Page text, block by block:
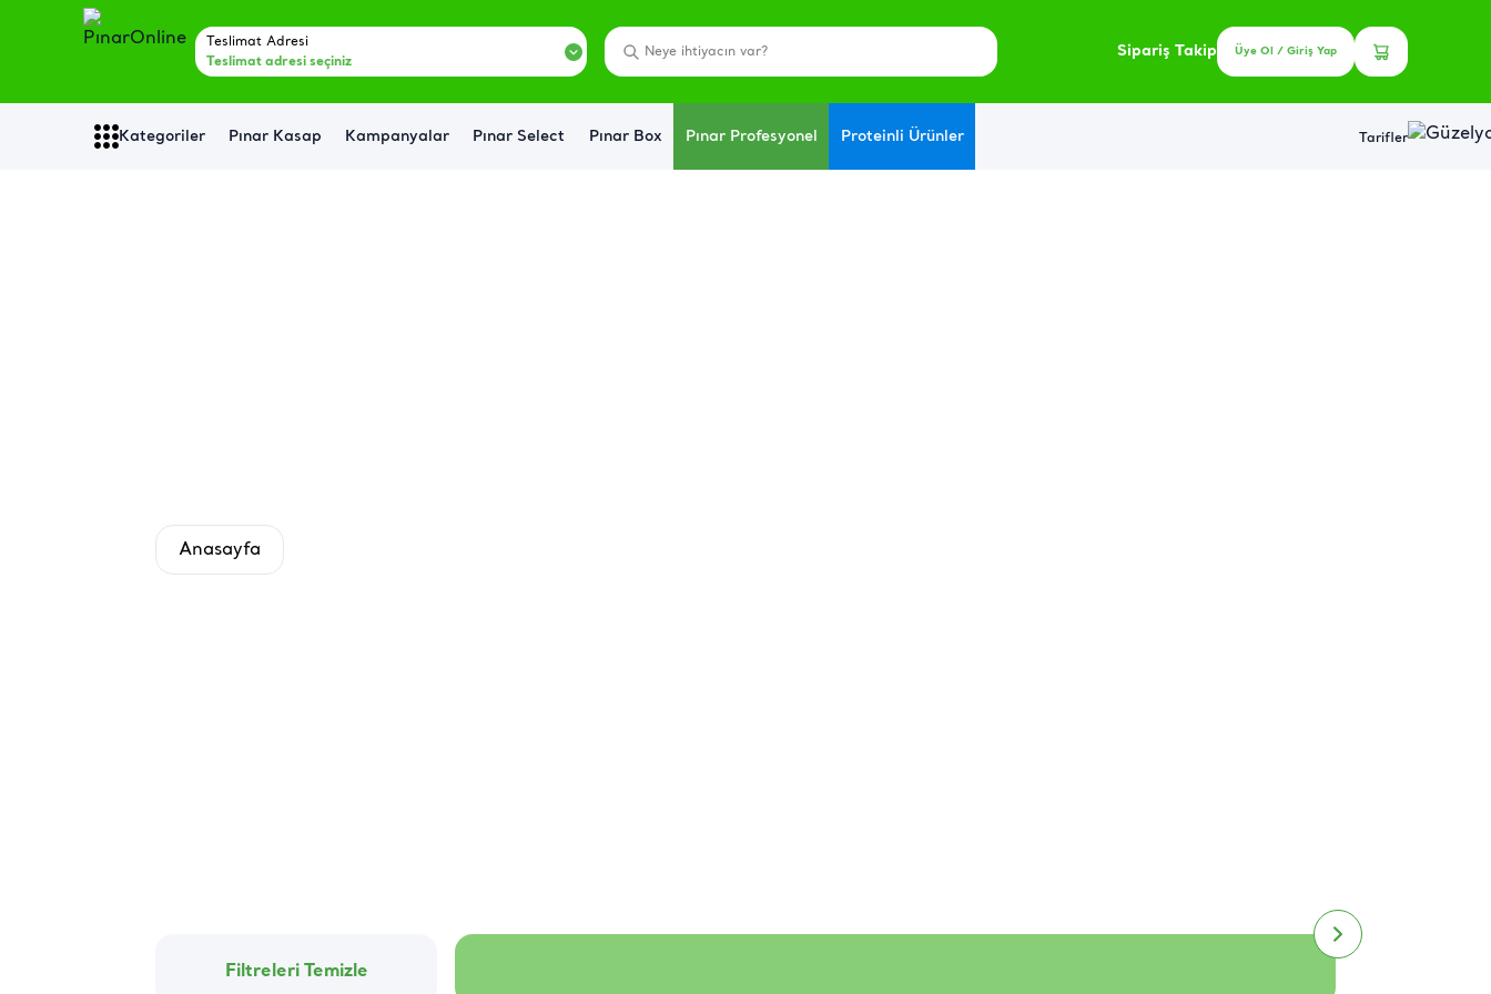
Teslimat Adresi
Teslimat adresi seçiniz
Sipariş Takip Üye Ol / Giriş Yap
Kategoriler Pınar Kasap Kampanyalar Pınar Select Pınar Box Pınar Profesyonel Proteinli Ürünler Tarifler
Anasayfa
Filtreleri Temizle